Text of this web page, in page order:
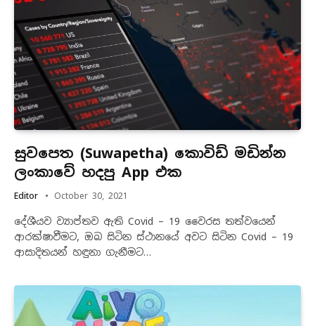
සුවපෙත (Suwapetha) කොවිඩ් මඩින්න
ලංකාවේ හදපු App එක
Editor October 30, 2021
දේශීයව ව්‍යාප්තව ඇති Covid – 19 වෛරස තත්වයෙන්
ආරක්ෂාවීමට, ඔබ සිටින ස්ථානයේ අවට සිටින Covid – 19
ආසාදිතයන් හඳුනා ගැනීමට…